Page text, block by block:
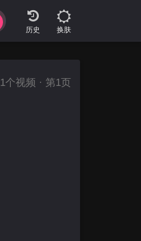
换肤
1个视频 · 第1页